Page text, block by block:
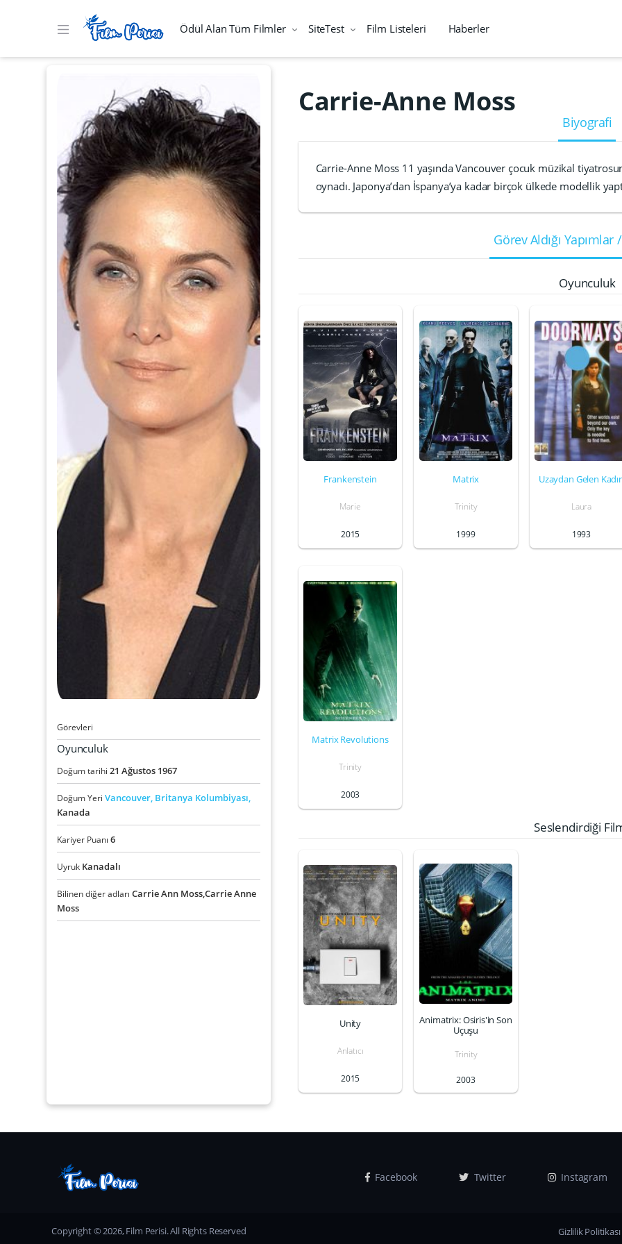
Ödül Alan Tüm Filmler SiteTest Film Listeleri Haberler
Görevleri
Oyunculuk
Doğum tarihi 21 Ağustos 1967
Doğum Yeri Vancouver, Britanya Kolumbiyası,
Kanada
Kariyer Puanı 6
Uyruk Kanadalı
Bilinen diğer adları Carrie Ann Moss,Carrie Anne
Moss
Carrie-Anne Moss
Biyografi
Carrie-Anne Moss 11 yaşında Vancouver çocuk müzikal
oynadı. Japonya’dan İspanya’ya kadar birçok ülkede modellik
Görev Aldığı
Oyunculuk
Frankenstein
Marie
2015
Matrix
Trinity
1999
Uzaydan Gelen
Laura
1993
Matrix Revolutions
Trinity
2003
Seslendirdiği
Unity
Anlatıcı
2015
Animatrix: Osiris'in Son
Uçuşu
Trinity
2003
Facebook Twitter Instagram
Copyright © 2026, Film Perisi. All Rights Reserved Gizlilik Politikası